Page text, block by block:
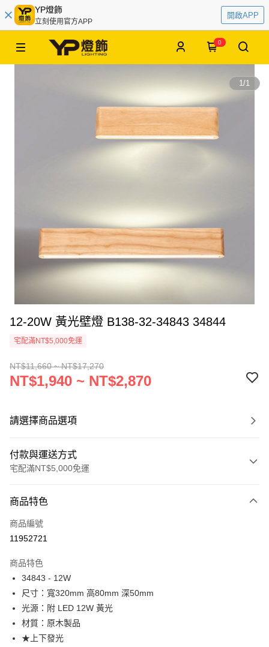
YP燈飾
立刻使用官方APP
開啟APP
0
1/1
12-20W 黃光壁燈 B138-32-34843 34844
宅配滿NT$5,000免運
NT$11,660 ~ NT$17,270
NT$1,940 ~ NT$2,870
請選擇商品選項
付款與運送方式
宅配滿NT$5,000免運
信用卡一次付款
LINE Pay
街口支付
悠遊付
Google Pay
全盈+PAY
商品特色
商品編號
11952721
商品特色
34843 - 12W
尺寸：寬320mm 高80mm 深50mm
光源：附 LED 12W 黃光
材質：原木製品
★上下發光